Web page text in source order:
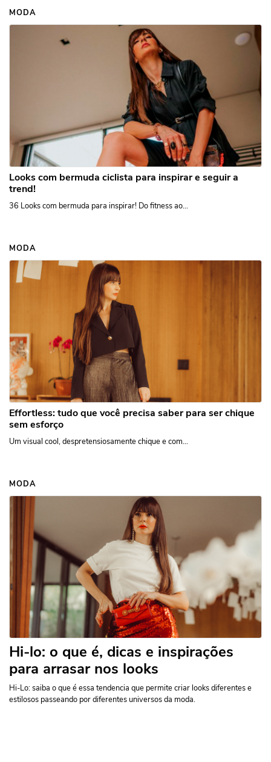
MODA
Looks com bermuda ciclista para inspirar e seguir a
trend!
36 Looks com bermuda para inspirar! Do fitness ao...
MODA
Effortless: tudo que você precisa saber para ser chique
sem esforço
Um visual cool, despretensiosamente chique e com...
MODA
Hi-lo: o que é, dicas e inspirações
para arrasar nos looks
Hi-Lo: saiba o que é essa tendencia que permite criar looks diferentes e
estilosos passeando por diferentes universos da moda.